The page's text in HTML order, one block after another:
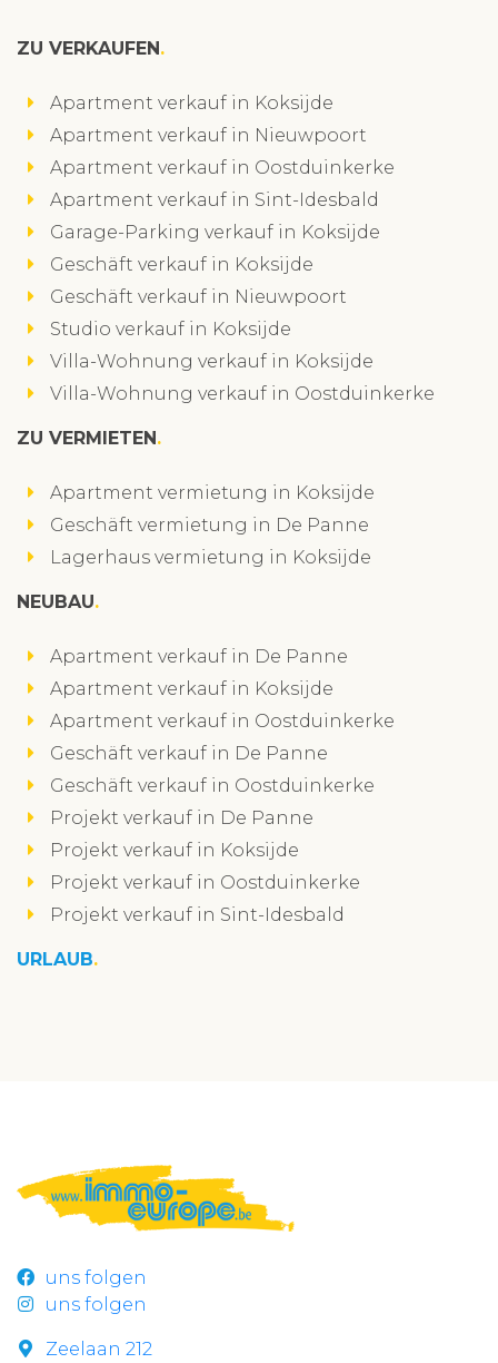
ZU VERKAUFEN
Apartment verkauf in Koksijde
Apartment verkauf in Nieuwpoort
Apartment verkauf in Oostduinkerke
Apartment verkauf in Sint-Idesbald
Garage-Parking verkauf in Koksijde
Geschäft verkauf in Koksijde
Geschäft verkauf in Nieuwpoort
Studio verkauf in Koksijde
Villa-Wohnung verkauf in Koksijde
Villa-Wohnung verkauf in Oostduinkerke
ZU VERMIETEN
Apartment vermietung in Koksijde
Geschäft vermietung in De Panne
Lagerhaus vermietung in Koksijde
NEUBAU
Apartment verkauf in De Panne
Apartment verkauf in Koksijde
Apartment verkauf in Oostduinkerke
Geschäft verkauf in De Panne
Geschäft verkauf in Oostduinkerke
Projekt verkauf in De Panne
Projekt verkauf in Koksijde
Projekt verkauf in Oostduinkerke
Projekt verkauf in Sint-Idesbald
URLAUB
uns folgen
uns folgen
Zeelaan 212